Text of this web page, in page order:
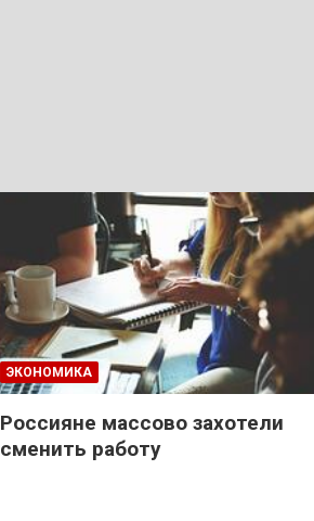
ЭКОНОМИКА
Россияне массово захотели
сменить работу